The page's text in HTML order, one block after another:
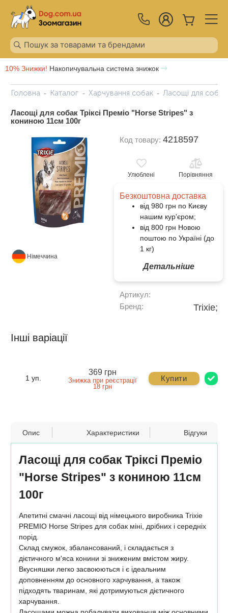
10% Знижки! Накопичувальна система знижок
Головна Каталог Харчування собак Ласощі для собак
Ласощі для собак Тріксі Преміо "Horse Stripes" з
кониною 11см 100г
Німеччина
Код товару: 4218597
Улюблені Порівняння
Безкоштовна доставка
від 980 грн по Києву
нашим кур'єром;
від 800 грн Новою
поштою по Україні (до
1 кг)
Детальніше
Артикул:
Бренд:
Trixie;
Інші варіації
1 уп.
369 грн
Знижка при реєстрації
18 грн
Купити
Опис Характеристики Відгуки
Ласощі для собак Тріксі Преміо
"Horse Stripes" з кониною 11см
100г
Апетитні смачні ласощі від німецького виробника Trixie
PREMIO Horse Stripes для собак міні, дрібних і середніх
порід.
Склад смужок, збалансований, і складається з
дієтичного м'яса конини зі зниженим вмістом жиру.
Вкусняшки легко засвоюються і є ідеальним
доповненням до основного харчування, а також
підходять тваринам, які дотримуються дієтичного
харчування.